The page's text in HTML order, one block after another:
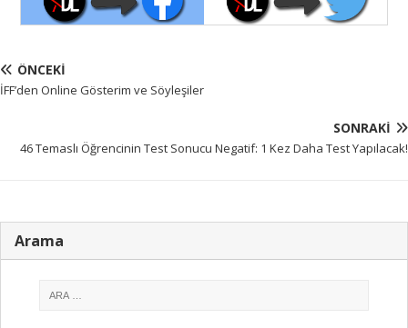
ÖNCEKI
İFF’den Online Gösterim ve Söyleşiler
SONRAKI
46 Temaslı Öğrencinin Test Sonucu Negatif: 1 Kez Daha Test Yapılacak!
Arama